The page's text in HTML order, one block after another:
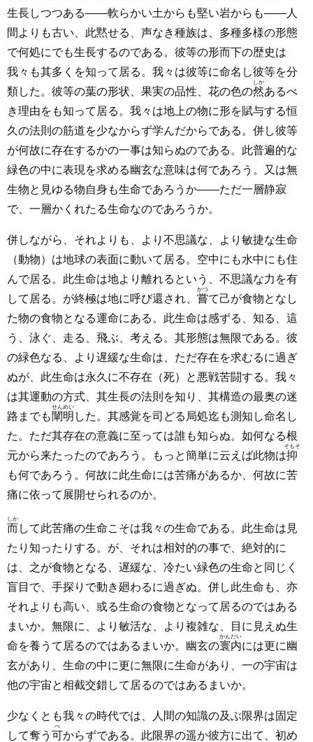
生長しつつある――軟らかい土からも堅い岩からも――人
間よりも古い、此黙せる、声なき種族は、多種多様の形態
で何処にでも生長するのである。彼等の形而下の歴史は
我々も其多くを知って居る。我々は彼等に命名し彼等を分
類した。彼等の葉の形状、果実の品性、花の色の然
しか
あるべ
き理由をも知って居る。我々は地上の物に形を賦与する恒
久の法則の筋道を少なからず学んだからである。併し彼等
が何故に存在するかの一事は知らぬのである。此普遍的な
緑色の中に表現を求める幽玄な意味は何であろう。又は無
生物と見ゆる物自身も生命であろうか――ただ一層静寂
で、一層かくれたる生命なのであろうか。
併しながら、それよりも、より不思議な、より敏捷な生命
（動物）は地球の表面に動いて居る。空中にも水中にも住
んで居る。此生命は地より離れるという、不思議な力を有
して居る。が終極は地に呼び還され、 嘗
かつ
て己が食物となし
た物の食物となる運命にある。此生命は感ずる、知る、這
う、泳ぐ、走る、飛ぶ、考える。其形態は無限である。彼
の緑色なる、より遅緩な生命は、ただ存在を求むるに過ぎ
ぬが、此生命は永久に不存在（死）と悪戦苦闘する。我々
は其運動の方式、其生長の法則を知り、其構造の最奥の迷
路までも闡明
せんめい
した。其感覚を司どる局処迄も測知し命名し
た。ただ其存在の意義に至っては誰も知らぬ。如何なる根
元から来たったのであろう。もっと簡単に云えば此物は抑
そもそ
も何であろう。何故に此生命には苦痛があるか、何故に苦
痛に依って展開せられるのか。
而
しか
して此苦痛の生命こそは我々の生命である。此生命は見
たり知ったりする。が、それは相対的の事で、絶対的に
は、之が食物となる、遅緩な、冷たい緑色の生命と同じく
盲目で、手探りで動き廻わるに過ぎぬ。併し此生命も、亦
それよりも高い、或る生命の食物となって居るのではある
まいか。無限に、より敏活な、より複雑な、目に見えぬ生
命を養うて居るのではあるまいか。幽玄の寰内
かんだい
には更に幽
玄があり、生命の中に更に無限に生命があり、一の宇宙は
他の宇宙と相截交錯して居るのではあるまいか。
少なくとも我々の時代では、人間の知識の及ぶ限界は固定
して奪う 可
べ
からずである。此限界の遥か彼方に出て、初め